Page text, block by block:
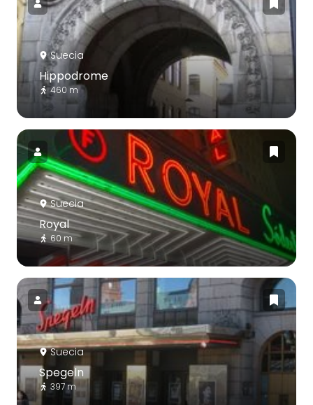
Suecia
Hippodrome
460 m
Suecia
Royal
60 m
Suecia
Spegeln
397 m